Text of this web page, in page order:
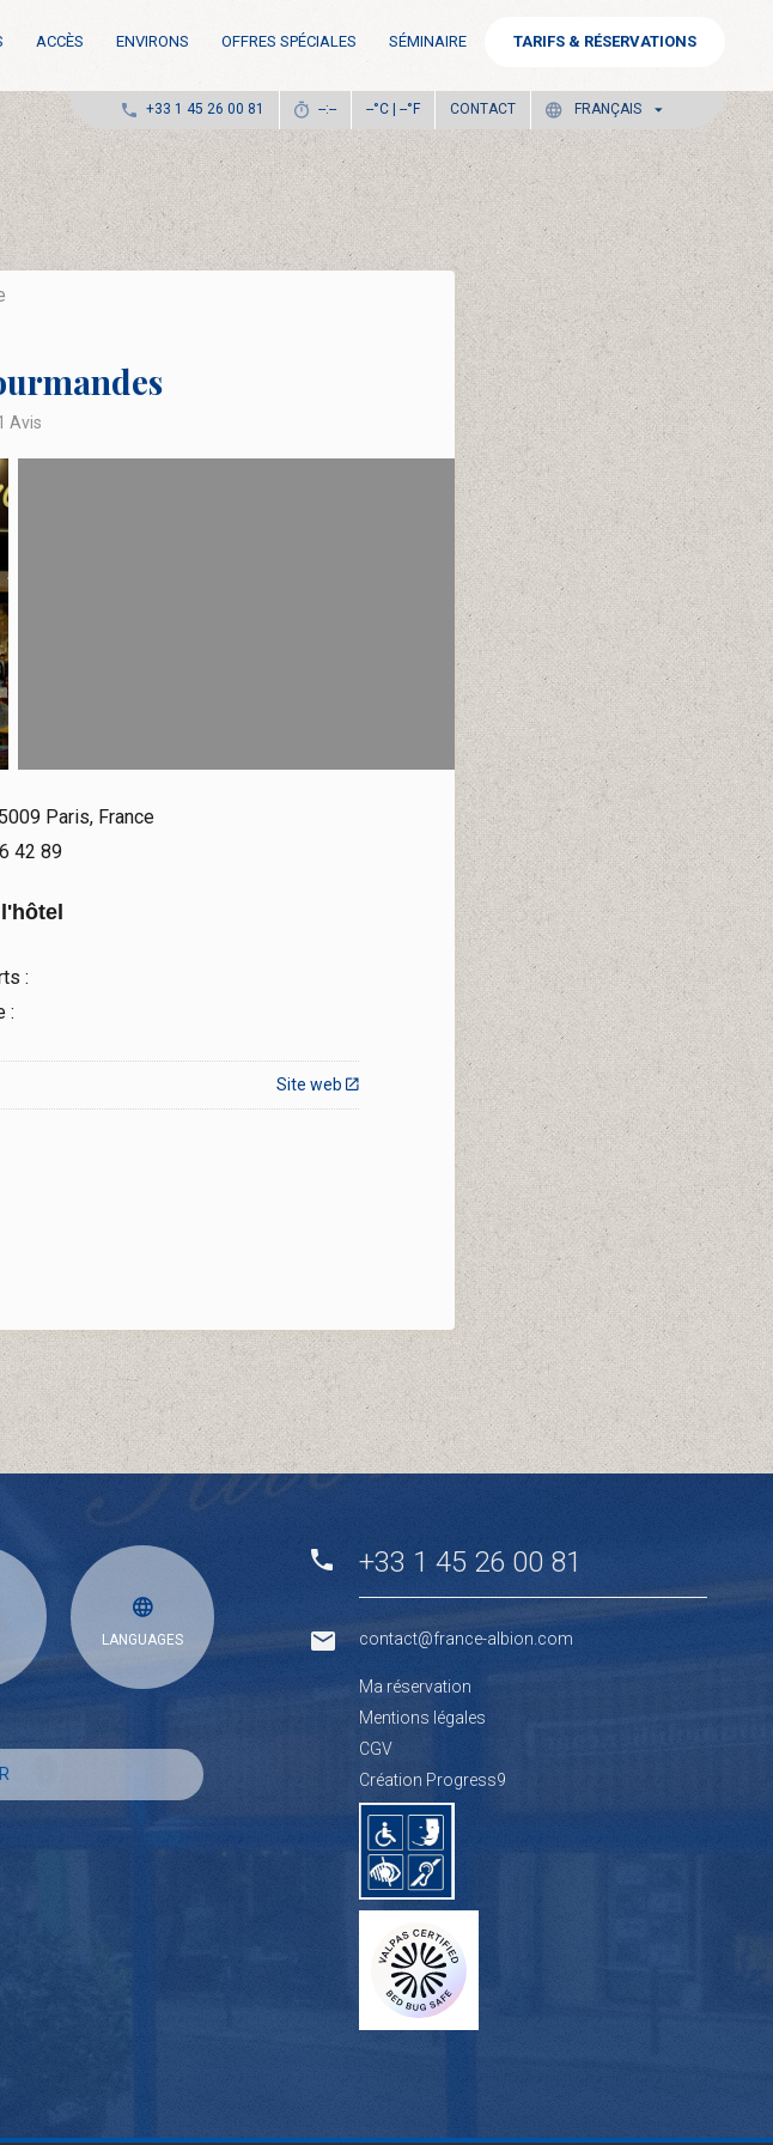
ACCÈS ENVIRONS OFFRES SPÉCIALES SÉMINAIRE TARIFS & RÉSERVATIONS
+33 1 45 26 00 81 --:-- --°C | --°F CONTACT FRANÇAIS
Avis
Paris, France
42 89
:
:
Site web
LANGUAGES
+33 1 45 26 00 81
contact@france-albion.com
Ma réservation
Mentions légales
CGV
Création Progress9